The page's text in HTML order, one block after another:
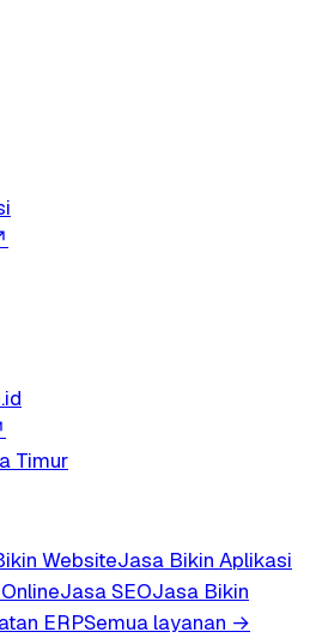
Timur
WebsiteJasa Bikin Aplikasi
Jasa SEOJasa Bikin
ERPSemua layanan →